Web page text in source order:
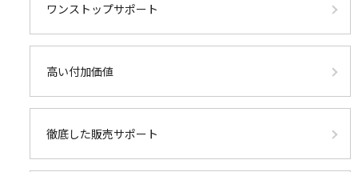
ワンストップサポート
高い付加価値
徹底した販売サポート